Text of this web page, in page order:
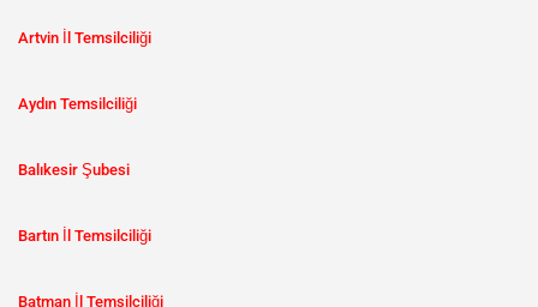
Artvin İl Temsilciliği
Aydın Temsilciliği
Balıkesir Şubesi
Bartın İl Temsilciliği
Batman İl Temsilciliği